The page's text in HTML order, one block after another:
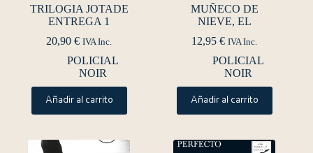
TRILOGIA JOTADE
ENTREGA 1
20,90€ IVA Inc.
POLICIAL
NOIR
Añadir al carrito
MUÑECO DE
NIEVE, EL
12,95€ IVA Inc.
POLICIAL
NOIR
Añadir al carrito